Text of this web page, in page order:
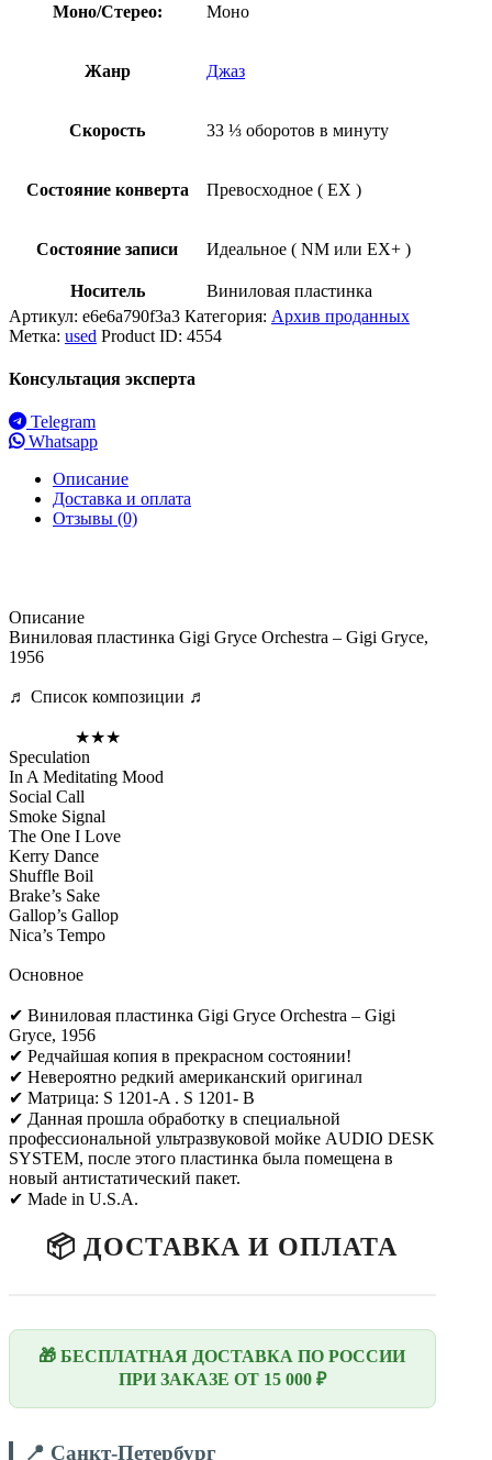
Моно/Стерео: Моно
Жанр Джаз
Скорость 33 ⅓ оборотов в минуту
Состояние конверта Превосходное ( EX )
Состояние записи Идеальное ( NM или EX+ )
Носитель
Виниловая пластинка
Артикул: e6e6a790f3a3 Категория: Архив проданных
Метка: used Product ID: 4554
Консультация эксперта
Telegram
Whatsapp
Описание
Доставка и оплата
Отзывы (0)
Описание
Виниловая пластинка Gigi Gryce Orchestra – Gigi Gryce,
1956
♬ Список композиции ♬
★★★
Speculation
In A Meditating Mood
Social Call
Smoke Signal
The One I Love
Kerry Dance
Shuffle Boil
Brake’s Sake
Gallop’s Gallop
Nica’s Tempo
Основное
✔ Виниловая пластинка Gigi Gryce Orchestra – Gigi
Gryce, 1956
✔ Редчайшая копия в прекрасном состоянии!
✔ Невероятно редкий американский оригинал
✔ Матрица: S 1201-A . S 1201- B
✔ Данная прошла обработку в специальной
профессиональной ультразвуковой мойке AUDIO DESK
SYSTEM, после этого пластинка была помещена в
новый антистатический пакет.
✔ Made in U.S.A.
📦 ДОСТАВКА И ОПЛАТА
🎁 БЕСПЛАТНАЯ ДОСТАВКА ПО РОССИИ
ПРИ ЗАКАЗЕ ОТ 15 000 ₽
📍 Санкт-Петербург